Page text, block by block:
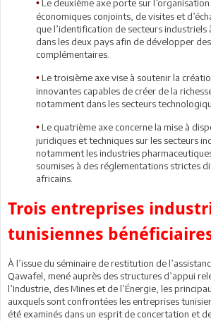
• Le deuxième axe porte sur l’organisation
économiques conjoints, de visites et
que l’identification de secteurs
dans les deux pays afin de développer
complémentaires.
• Le troisième axe vise à soutenir la
innovantes capables de créer de la
notamment dans les secteurs
• Le quatrième axe concerne la mise à
juridiques et techniques sur les secteurs
notamment les industries
soumises à des réglementations strictes
africains.
Trois entreprises
tunisiennes
À l’issue du séminaire de restitution de
Qawafel, mené auprès des structures d’appui
l’Industrie, des Mines et de l’Énergie, les
auxquels sont confrontées les entreprises
été examinés dans un esprit de concertation et